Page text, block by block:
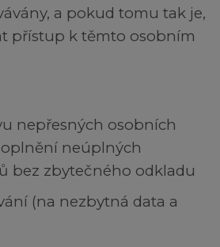
a pokud tomu tak je,
přístup k těmto osobním
nepřesných osobních
neúplných
bez zbytečného odkladu
(na nezbytná data a